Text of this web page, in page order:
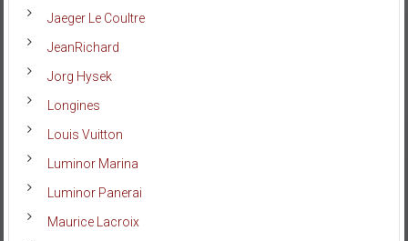
Jaeger Le Coultre
JeanRichard
Jorg Hysek
Longines
Louis Vuitton
Luminor Marina
Luminor Panerai
Maurice Lacroix